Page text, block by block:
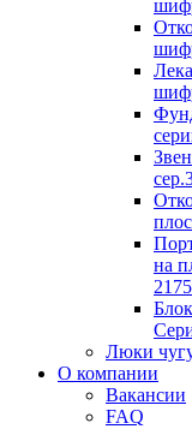
на
Люки
О компании
Вакансии
FAQ